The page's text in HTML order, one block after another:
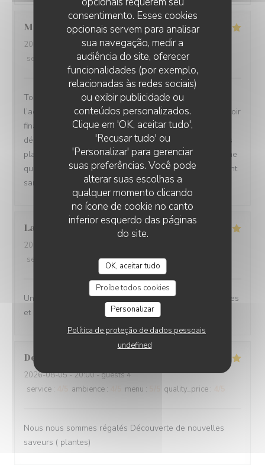
consentimento. Esses cookies
opcionais servem para analisar
sua navegação, medir a
audiência do site, oferecer
funcionalidades (por exemplo,
relacionadas às redes sociais)
ou exibir publicidade ou
conteúdos personalizados.
Clique em 'OK, aceitar tudo',
'Recusar tudo' ou
'Personalizar' para gerenciar
suas preferências. Você pode
alterar suas escolhas a
qualquer momento clicando
no ícone de cookie no canto
inferior esquerdo das páginas
do site.
OK, aceitar tudo
Proíbe todos cookies
Personalizar
Política de proteção de dados pessoais
undefined
Martine B
2026-08-07
- 12:30 - guests 2
service
ambience: 4/5 menu: 5 /5 quality_price
Tout a été parfait. Nous avions hésité à opter pour
l’accord vins/mets et nous n’avons eu aucun regret d’avoir
finalement fait ce choix. Nous avons été de belle
découverte en belle découverte grâce à l’originalité des
plats proposés tous cuisinés avec des produits d’extrême
qualité et locaux. Nous recommandons cet établissement
sans hésitation !
Laurent
2026-08-06
service
ambience:5/5 menu:5/5 quality_price
Une excellente adresse à Amiens. De belles découvertes
et un service au top.
Denis
2026-08-05- 20:00 - guests 4
service : ambience : menu : quality_price :
Nous nous sommes régalés Découverte de nouvelles
saveurs ( plantes)